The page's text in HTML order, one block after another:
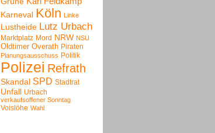
Karneval Köln Linke
Lustheide Lutz Urbach
Marktplatz Mord NRW NSU
Oldtimer Overath Piraten
Planungsausschuss Politik
Polizei Refrath
Skandal SPD Stadtrat
Unfall Urbach
verkaufsoffener Sonntag
Voislöhe Wahl